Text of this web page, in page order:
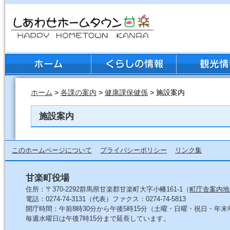
ホーム > 各課の案内 > 健康課保健係 > 施設案内
施設案内
このホームページについて プライバシーポリシー リンク集
甘楽町役場
住所：〒370-2292群馬県甘楽郡甘楽町大字小幡161-1（町庁舎案内
電話：0274-74-3131（代表）ファクス：0274-74-5813
開庁時間：午前8時30分から午後5時15分（土曜・日曜・祝日・年末
毎週水曜日は午後7時15分まで延長しています。